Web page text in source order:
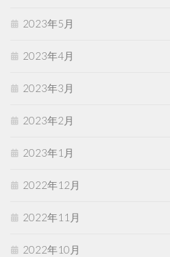
2023年5月
2023年4月
2023年3月
2023年2月
2023年1月
2022年12月
2022年11月
2022年10月